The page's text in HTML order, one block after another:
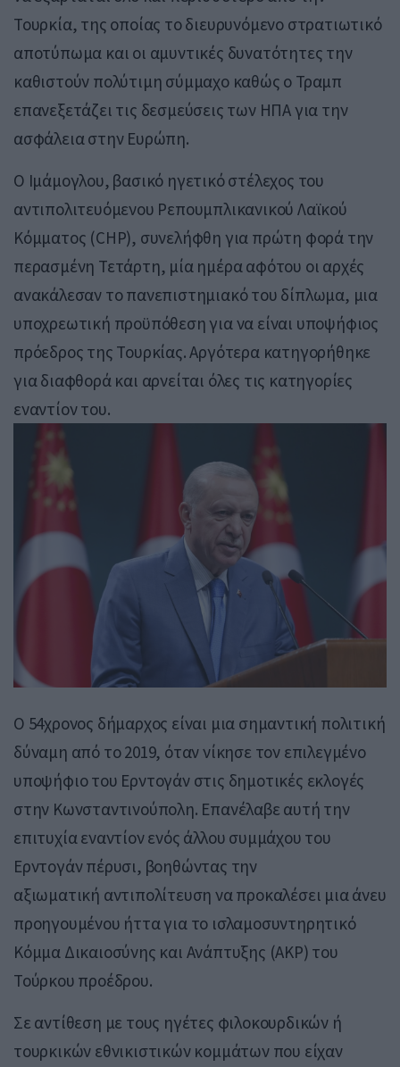
Τουρκία, της οποίας το διευρυνόμενο στρατιωτικό
αποτύπωμα και οι αμυντικές δυνατότητες την
καθιστούν πολύτιμη σύμμαχο καθώς ο Τραμπ
επανεξετάζει τις δεσμεύσεις των ΗΠΑ για την
ασφάλεια στην Ευρώπη.
Ο Ιμάμογλου, βασικό ηγετικό στέλεχος του
αντιπολιτευόμενου Ρεπουμπλικανικού Λαϊκού
Κόμματος (CHP), συνελήφθη για πρώτη φορά την
περασμένη Τετάρτη, μία ημέρα αφότου οι αρχές
ανακάλεσαν το πανεπιστημιακό του δίπλωμα, μια
υποχρεωτική προϋπόθεση για να είναι υποψήφιος
πρόεδρος της Τουρκίας. Αργότερα κατηγορήθηκε
για διαφθορά και αρνείται όλες τις κατηγορίες
εναντίον του.
Ο 54χρονος δήμαρχος είναι μια σημαντική πολιτική
δύναμη από το 2019, όταν νίκησε τον επιλεγμένο
υποψήφιο του Ερντογάν στις δημοτικές εκλογές
στην Κωνσταντινούπολη. Επανέλαβε αυτή την
επιτυχία εναντίον ενός άλλου συμμάχου του
Ερντογάν πέρυσι, βοηθώντας την
αξιωματική αντιπολίτευση να προκαλέσει μια άνευ
προηγουμένου ήττα για το ισλαμοσυντηρητικό
Κόμμα Δικαιοσύνης και Ανάπτυξης (AKP) του
Τούρκου προέδρου.
Σε αντίθεση με τους ηγέτες φιλοκουρδικών ή
τουρκικών εθνικιστικών κομμάτων που είχαν